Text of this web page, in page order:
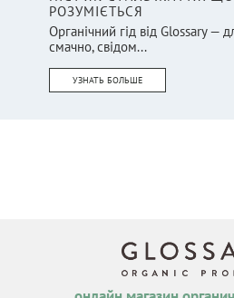
РОЗУМІЄТЬСЯ
Органічний гід від Glossary —
смачно, свідом...
УЗНАТЬ БОЛЬШЕ